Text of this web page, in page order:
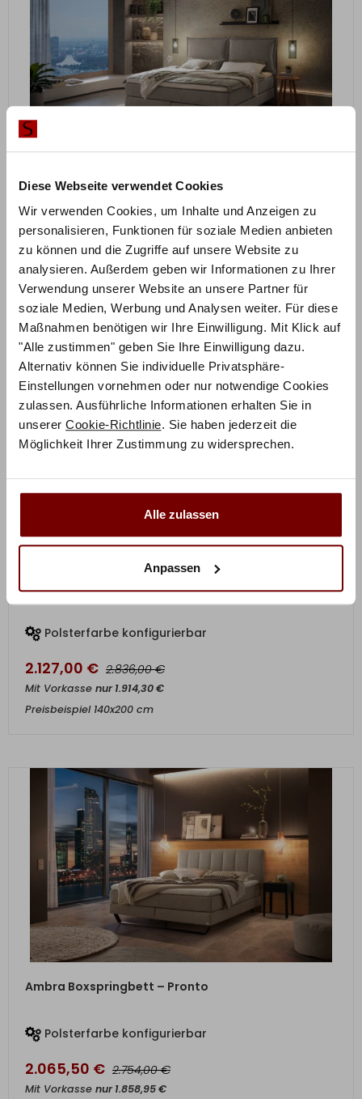
Diese Webseite verwendet Cookies
Wir verwenden Cookies, um Inhalte und Anzeigen zu
personalisieren, Funktionen für soziale Medien anbieten
zu können und die Zugriffe auf unsere Website zu
analysieren. Außerdem geben wir Informationen zu Ihrer
Verwendung unserer Website an unsere Partner für
soziale Medien, Werbung und Analysen weiter. Für diese
Maßnahmen benötigen wir Ihre Einwilligung. Mit Klick auf
"Alle zustimmen" geben Sie Ihre Einwilligung dazu.
Alternativ können Sie individuelle Privatsphäre-
Einstellungen vornehmen oder nur notwendige Cookies
zulassen. Ausführliche Informationen erhalten Sie in
unserer Cookie-Richtlinie. Sie haben jederzeit die
Möglichkeit Ihrer Zustimmung zu widersprechen.
Alle zulassen
Anpassen
Ricarda Boxspringbett – Pronto
Polsterfarbe konfigurierbar
2.040,75€ 2.721,00€
Mit Vorkassenur1.836,68€
Preisbeispiel 140x200 cm
ZUM PRODUKT
Marisol Boxspringbett – Pronto
Polsterfarbe konfigurierbar
2.127,00 € 2.836,00€
Mit Vorkasse nur1.914,30€
Preisbeispiel 140x200 cm
Ambra Boxspringbett – Pronto
Polsterfarbe konfigurierbar
2.065,50 € 2.754,00€
Mit Vorkasse nur1.858,95€